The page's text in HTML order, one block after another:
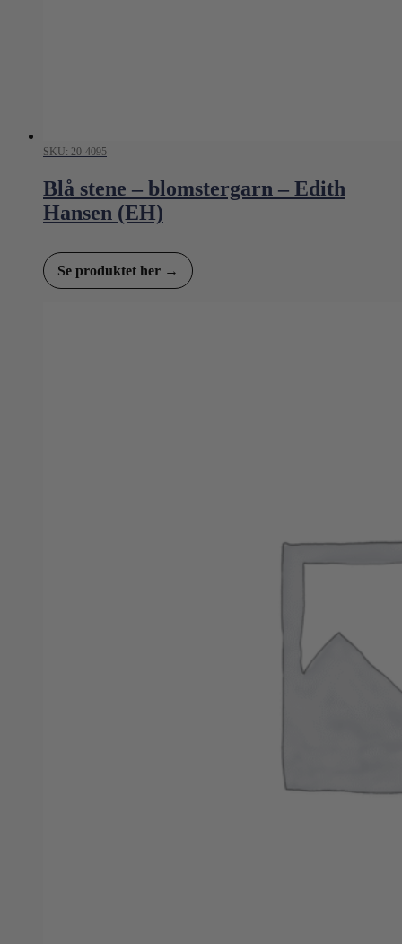
SKU: 20-4095
Blå stene – blomstergarn – Edith
Hansen (EH)
Se produktet her →